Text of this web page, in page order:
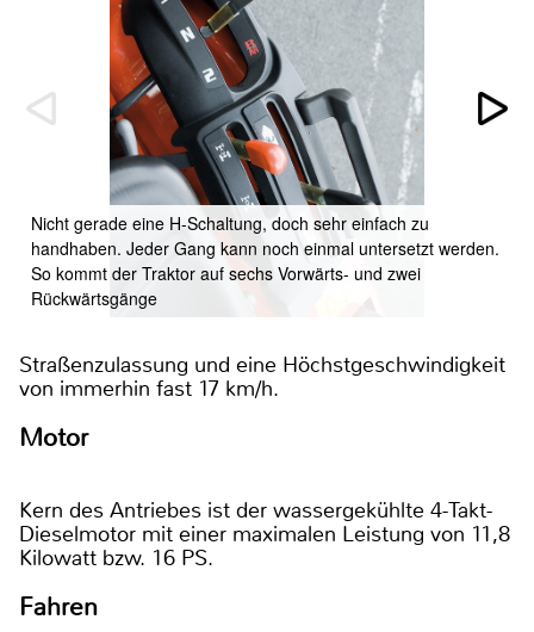
Nicht gerade eine H-Schaltung, doch sehr einfach zu
handhaben. Jeder Gang kann noch einmal untersetzt werden.
So kommt der Traktor auf sechs Vorwärts- und zwei
Rückwärtsgänge
Straßenzulassung und eine Höchstgeschwindigkeit
von immerhin fast 17 km/h.
Motor
Kern des Antriebes ist der wassergekühlte 4-Takt-
Dieselmotor mit einer maximalen Leistung von 11,8
Kilowatt bzw. 16 PS.
Fahren